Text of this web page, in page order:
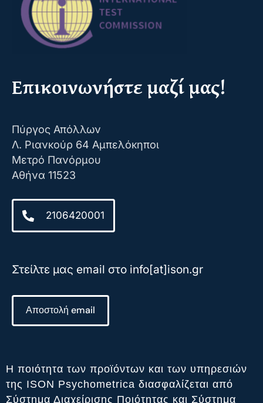
Επικοινωνήστε μαζί μας!
Πύργος Απόλλων
Λ. Ριανκούρ 64 Αμπελόκηποι
Μετρό Πανόρμου
Αθήνα 11523
2106420001
Στείλτε μας email στο info[at]ison.gr
Αποστολή email
Η ποιότητα των προϊόντων και των υπηρεσιών
της ISON Psychometrica διασφαλίζεται από
Σύστημα Διαχείρισης Ποιότητας και Σύστημα